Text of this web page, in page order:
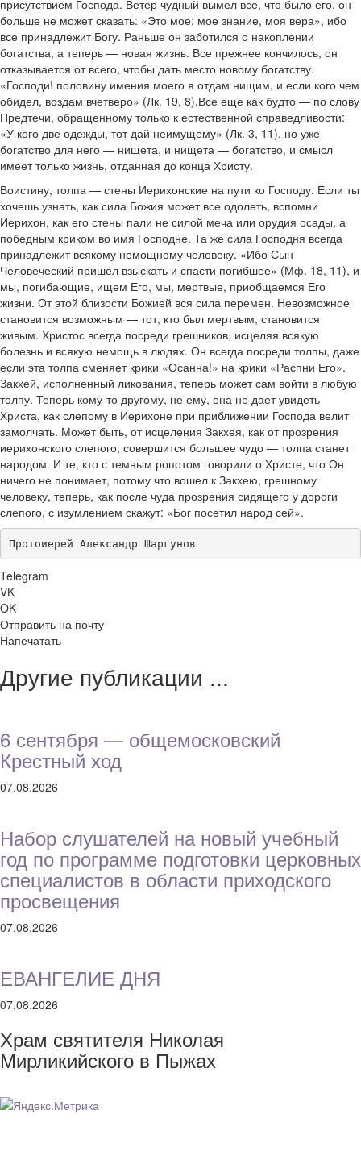
присутствием Господа. Ветер чудный вымел все, что было его, он
больше не может сказать: «Это мое: мое знание, моя вера», ибо
все принадлежит Богу. Раньше он заботился о накоплении
богатства, а теперь — новая жизнь. Все прежнее кончилось, он
отказывается от всего, чтобы дать место новому богатству.
«Господи! половину имения моего я отдам нищим, и если кого чем
обидел, воздам вчетверо» (Лк. 19, 8).Все еще как будто — по слову
Предтечи, обращенному только к естественной справедливости:
«У кого две одежды, тот дай неимущему» (Лк. 3, 11), но уже
богатство для него — нищета, и нищета — богатство, и смысл
имеет только жизнь, отданная до конца Христу.
Воистину, толпа — стены Иерихонские на пути ко Господу. Если ты
хочешь узнать, как сила Божия может все одолеть, вспомни
Иерихон, как его стены пали не силой меча или орудия осады, а
победным криком во имя Господне. Та же сила Господня всегда
принадлежит всякому немощному человеку. «Ибо Сын
Человеческий пришел взыскать и спасти погибшее» (Мф. 18, 11), и
мы, погибающие, ищем Его, мы, мертвые, приобщаемся Его
жизни. От этой близости Божией вся сила перемен. Невозможное
становится возможным — тот, кто был мертвым, становится
живым. Христос всегда посреди грешников, исцеляя всякую
болезнь и всякую немощь в людях. Он всегда посреди толпы, даже
если эта толпа сменяет крики «Осанна!» на крики «Распни Его».
Закхей, исполненный ликования, теперь может сам войти в любую
толпу. Теперь кому-то другому, не ему, она не дает увидеть
Христа, как слепому в Иерихоне при приближении Господа велит
замолчать. Может быть, от исцеления Закхея, как от прозрения
иерихонского слепого, совершится большее чудо — толпа станет
народом. И те, кто с темным ропотом говорили о Христе, что Он
ничего не понимает, потому что вошел к Закхею, грешному
человеку, теперь, как после чуда прозрения сидящего у дороги
слепого, с изумлением скажут: «Бог посетил народ сей».
Протоиерей Александр Шаргунов
Telegram
VK
OK
Отправить на почту
Напечатать
Другие публикации ...
6 сентября — общемосковский
Крестный ход
07.08.2026
Набор слушателей на новый учебный
год по программе подготовки церковных
специалистов в области приходского
просвещения
07.08.2026
ЕВАНГЕЛИЕ ДНЯ
07.08.2026
Храм святителя Николая
Мирликийского в Пыжах